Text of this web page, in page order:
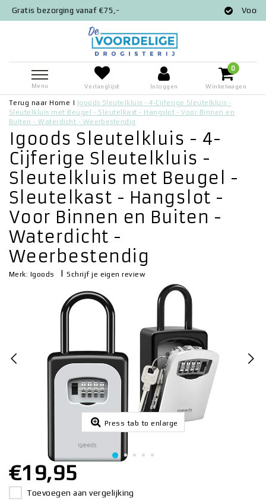
€75,- Voor 12:00 besteld = zelfde
Menu Verlanglijst Inloggen
0
Winkelwagen
Terug naar Home | Igoods Sleutelkluis - 4-Cijferige Sleutelkluis -
Sleutelkluis met Beugel - Sleutelkast - Hangslot - Voor Binnen en
Buiten - Waterdicht - Weerbestendig
Igoods Sleutelkluis - 4-
Cijferige Sleutelkluis -
Sleutelkluis met Beugel -
Sleutelkast - Hangslot -
Voor Binnen en Buiten -
Waterdicht -
Weerbestendig
Merk: Igoods |Schrijf je eigen review
Press tab to enlarge
€19,95
Toevoegen aan vergelijking